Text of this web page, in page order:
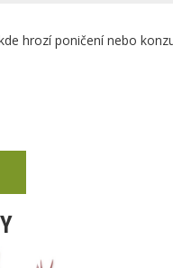
hrozí poničení nebo